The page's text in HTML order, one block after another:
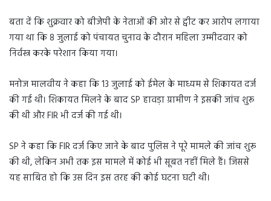
बता दें कि शुक्रवार को बीजेपी के नेताओं की ओर से ट्वीट कर आरोप लगाया
गया था कि 8 जुलाई को पंचायत चुनाव के दौरान महिला उम्मीदवार को
निर्वस्त्र करके परेशान किया गया।
मनोज मालवीय ने कहा कि 13 जुलाई को ईमेल के माध्यम से शिकायत दर्ज
की गई थी। शिकायत मिलने के बाद SP हावड़ा ग्रामीण ने इसकी जांच शुरू
की थी और FIR भी दर्ज की गई थी।
SP ने कहा कि FIR दर्ज किए जाने के बाद पुलिस ने पूरे मामले की जांच शुरू
की थी, लेकिन अभी तक इस मामले में कोई भी सूबत नहीं मिले हैं। जिससे
यह साबित हो कि उस दिन इस तरह की कोई घटना घटी थी।